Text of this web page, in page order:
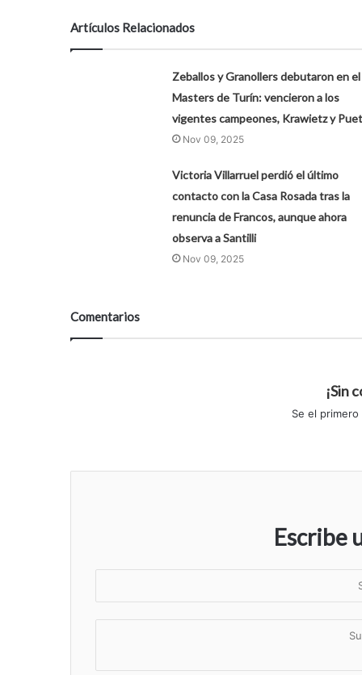
Artículos Relacionados
Zeballos y Granollers debutaron en el
Masters de Turín: vencieron a los
vigentes campeones, Krawietz y
Nov 09, 2025
Victoria Villarruel perdió el último
contacto con la Casa Rosada tras la
renuncia de Francos, aunque ahora
observa a Santilli
Nov 09, 2025
Comentarios
¡Sin
Se el
Escribe